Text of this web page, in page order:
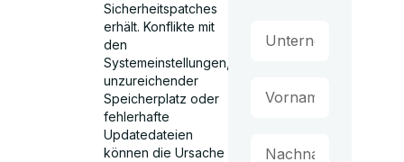
Sicherheitspatches
erhält. Konflikte mit
den
Systemeinstellungen,
unzureichender
Speicherplatz oder
fehlerhafte
Updatedateien
können die Ursache